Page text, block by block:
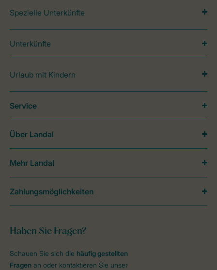
Spezielle Unterkünfte
Unterkünfte
Urlaub mit Kindern
Haben Sie Fragen?
Schauen Sie sich die häufig gestellten
Fragen an oder kontaktieren Sie unser
Service
Über Landal
Mehr Landal
Zahlungsmöglichkeiten